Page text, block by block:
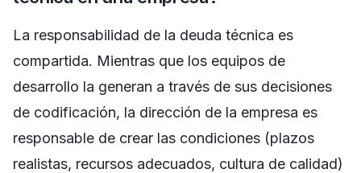
La responsabilidad de la deuda técnica es
compartida. Mientras que los equipos de
desarrollo la generan a través de sus decisiones
de codificación, la dirección de la empresa es
responsable de crear las condiciones (plazos
realistas, recursos adecuados, cultura de calidad)